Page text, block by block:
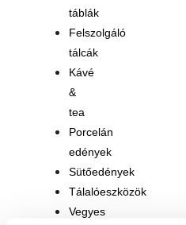
táblák
Felszolgáló
tálcák
Kávé
&
tea
Porcelán
edények
Sütőedények
Tálalóeszközök
Vegyes